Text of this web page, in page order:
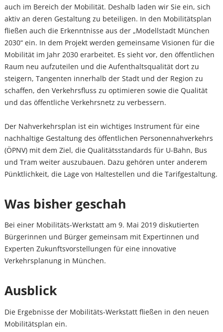
auch im Bereich der Mobilität. Deshalb laden wir Sie ein, sich
aktiv an deren Gestaltung zu beteiligen. In den Mobilitätsplan
fließen auch die Erkenntnisse aus der „Modellstadt München
2030“ ein. In dem Projekt werden gemeinsame Visionen für die
Mobilität im Jahr 2030 erarbeitet. Es sieht vor, den öffentlichen
Raum neu aufzuteilen und die Aufenthaltsqualität dort zu
steigern, Tangenten innerhalb der Stadt und der Region zu
schaffen, den Verkehrsfluss zu optimieren sowie die Qualität
und das öffentliche Verkehrsnetz zu verbessern.
Der Nahverkehrsplan ist ein wichtiges Instrument für eine
nachhaltige Gestaltung des öffentlichen Personennahverkehrs
(ÖPNV) mit dem Ziel, die Qualitätsstandards für U-Bahn, Bus
und Tram weiter auszubauen. Dazu gehören unter anderem
Pünktlichkeit, die Lage von Haltestellen und die Tarifgestaltung.
Was bisher geschah
Bei einer Mobilitäts-Werkstatt am 9. Mai 2019 diskutierten
Bürgerinnen und Bürger gemeinsam mit Expertinnen und
Experten Zukunftsvorstellungen für eine innovative
Verkehrsplanung in München.
Ausblick
Die Ergebnisse der Mobilitäts-Werkstatt fließen in den neuen
Mobilitätsplan ein.